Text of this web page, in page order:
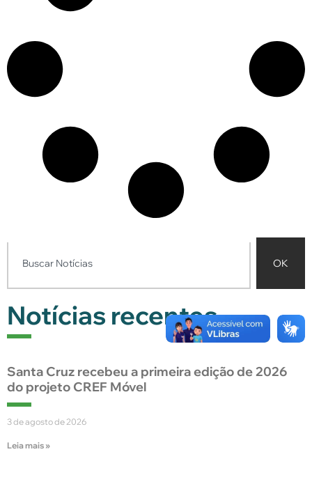
OK
Notícias recentes
Santa Cruz recebeu a primeira edição de 2026
do projeto CREF Móvel
3 de agosto de 2026
Leia mais »